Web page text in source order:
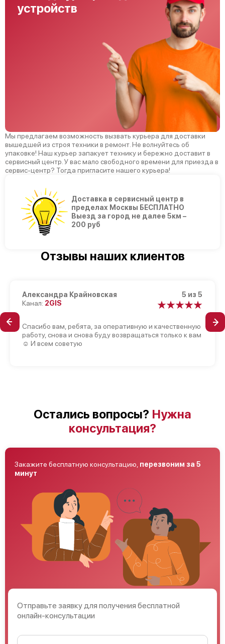
устройств
Мы предлагаем возможность вызвать курьера для доставки
вышедшей из строя техники в ремонт. Не волнуйтесь об
упаковке! Наш курьер запакует технику и бережно доставит в
сервисный центр. У вас мало свободного времени для приезда в
сервис-центр? Тогда пригласите нашего курьера!
Доставка в сервисный центр в
пределах Москвы БЕСПЛАТНО
Выезд за город не далее 5км –
200 руб
Отзывы наших клиентов
Александра Крайновская
Канал: 2GIS
5 из 5
Спасибо вам, ребята, за оперативную и качественную
работу, снова и снова буду возвращаться только к вам
☺️ И всем советую
Остались вопросы? Нужна
консультация?
Отправьте заявку для получения бесплатной
онлайн-консультации
Закажите бесплатную консультацию, перезвоним за 5
минут